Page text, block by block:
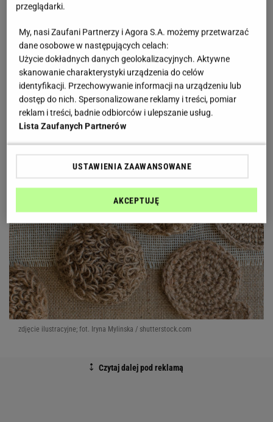
ręcznych. Zmywaki można bowiem zrobić na
sznurki, np. jutowy lub konopny. Warto pokusić się o
własnoręczne wykonanie - zrobienie prostego
kształtu nie jest wielkim wyczynem. Jeśli jednak nie
czujecie się mocni w takich czynnościach, naturalne
zmywaki można kupić w sklepach z ekologicznymi
produktami lub online.
zdjęcie ilustracyjne; fot. Iryna Mylinska / shutterstock.com
przeglądarki.
My, nasi Zaufani Partnerzy i Agora S.A. możemy przetwarzać
dane osobowe w następujących celach:
Użycie dokładnych danych geolokalizacyjnych. Aktywne
skanowanie charakterystyki urządzenia do celów
identyfikacji. Przechowywanie informacji na urządzeniu lub
dostęp do nich. Spersonalizowane reklamy i treści, pomiar
reklam i treści, badnie odbiorców i ulepszanie usług.
Lista Zaufanych Partnerów
USTAWIENIA ZAAWANSOWANE
AKCEPTUJĘ